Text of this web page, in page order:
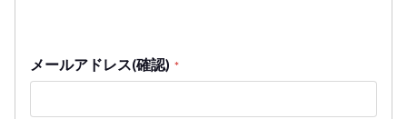
メールアドレス(確認) *